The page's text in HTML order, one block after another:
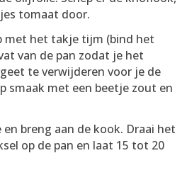
tomaat door.
met het takje tijm (bind het
van de pan zodat je het
te verwijderen voor je de
smaak met een beetje zout en
breng aan de kook. Draai het
op de pan en laat 15 tot 20